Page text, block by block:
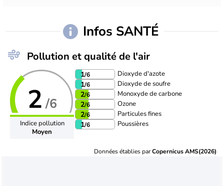
Infos SANTÉ
Pollution et qualité de l'air
2 /6
Indice pollution
Moyen
1/6 Dioxyde d'azote
1/6 Dioxyde de soufre
2/6 Monoxyde de carbone
2/6 Ozone
2/6 Particules fines
1/6 Poussières
Données établies parCopernicus AMS(2026)